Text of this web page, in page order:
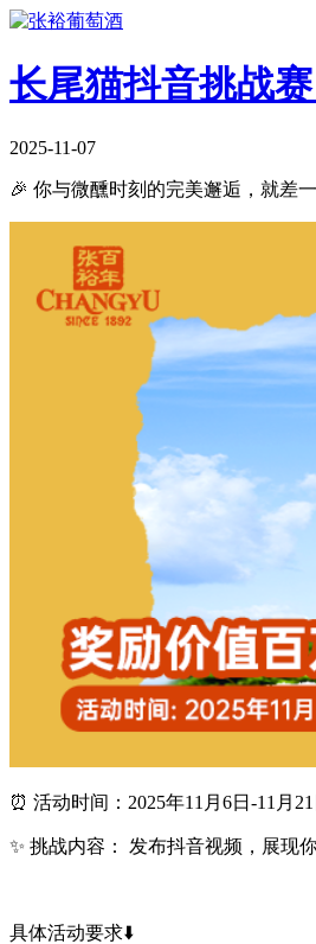
长尾猫抖音挑战
2025-11-07
🎉 你与微醺时刻的完美邂逅，就差
⏰ 活动时间：2025年11月6日-11月21
✨ 挑战内容： 发布抖音视频，展现
具体活动要求⬇️